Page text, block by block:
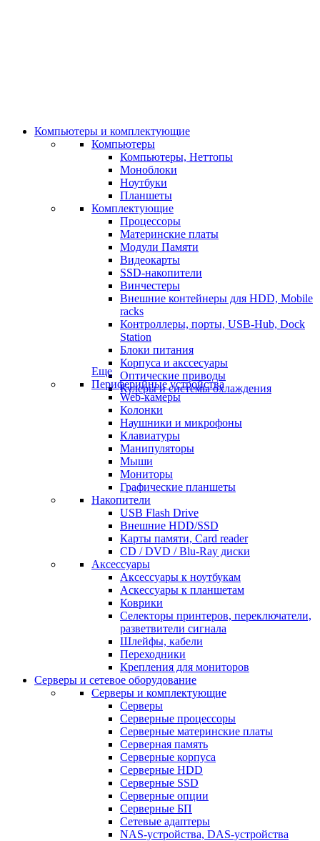
Компьютеры и комплектующие
Компьютеры
Компьютеры, Неттопы
Моноблоки
Ноутбуки
Планшеты
Комплектующие
Процессоры
Материнские платы
Модули Памяти
Видеокарты
SSD-накопители
Винчестеры
Внешние контейнеры для HDD, Mobile
racks
Контроллеры, порты, USB-Hub, Dock
Station
Блоки питания
Корпуса и акссесуары
Оптические приводы
Кулеры и системы охлаждения
Еще
Периферийные устройства
Web-камеры
Колонки
Наушники и микрофоны
Клавиатуры
Манипуляторы
Мыши
Мониторы
Графические планшеты
Накопители
USB Flash Drive
Внешние HDD/SSD
Карты памяти, Card reader
CD / DVD / Blu-Ray диски
Аксессуары
Аксессуары к ноутбукам
Аскессуары к планшетам
Коврики
Селекторы принтеров, переключатели,
разветвители сигнала
Шлейфы, кабели
Переходники
Крепления для мониторов
Серверы и сетевое оборудование
Серверы и комплектующие
Серверы
Серверные процессоры
Серверные материнские платы
Серверная память
Серверные корпуса
Серверные HDD
Серверные SSD
Серверные опции
Серверные БП
Сетевые адаптеры
NAS-устройства, DAS-устройства